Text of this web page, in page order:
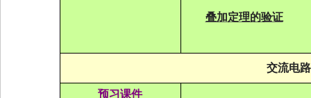
叠加定理的验证
交流电路
预习课件